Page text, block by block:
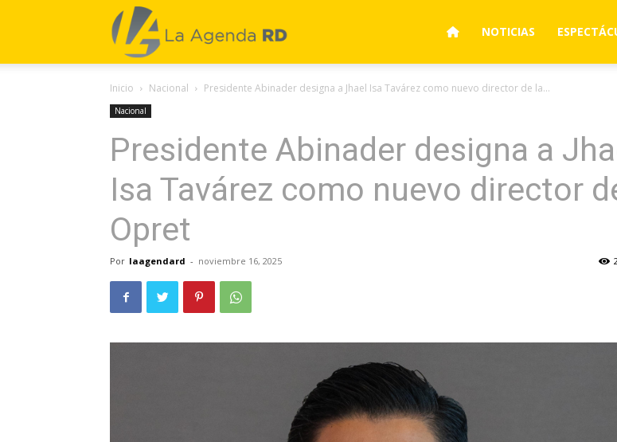
La
Agenda
RD
NOTICIAS
Inicio Nacional Presidente Abinader designa a Jhael Isa Tavárez como nuevo director de la...
Nacional
Presidente Abinader designa a
Isa Tavárez como nuevo director
Opret
Por laagendard - noviembre 16, 2025